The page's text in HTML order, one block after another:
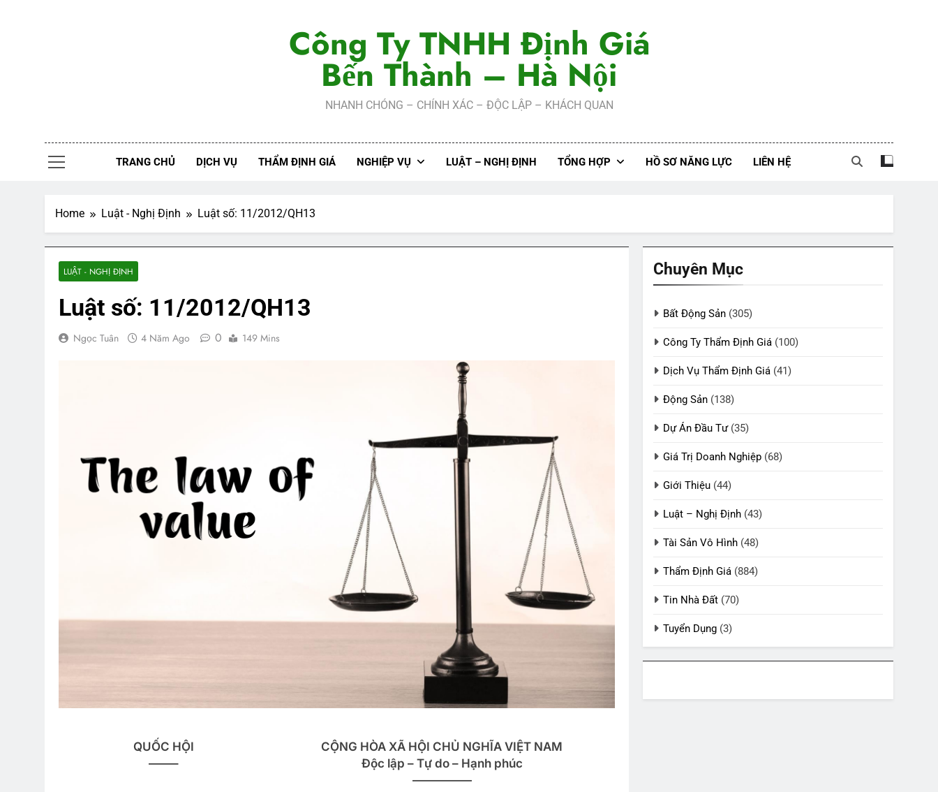
Công Ty TNHH Định Giá
Bến Thành – Hà Nội
NHANH CHÓNG – CHÍNH XÁC – ĐỘC LẬP – KHÁCH QUAN
TRANG CHỦ DỊCH VỤ THẨM ĐỊNH GIÁ NGHIỆP VỤ LUẬT – NGHỊ ĐỊNH TỔNG HỢP HỒ SƠ NĂNG LỰC LIÊN HỆ
Home Luật - Nghị Định Luật số: 11/2012/QH13
LUẬT - NGHỊ ĐỊNH
Luật số: 11/2012/QH13
Ngọc Tuân 4 Năm Ago 0 149 Mins
QUỐC HỘI
——–
CỘNG HÒA XÃ HỘI CHỦ NGHĨA VIỆT NAM
Độc lập – Tự do – Hạnh phúc
—————
Chuyên Mục
Bất Động Sản (305)
Công Ty Thẩm Định Giá (100)
Dịch Vụ Thẩm Định Giá (41)
Động Sản (138)
Dự Án Đầu Tư(35)
Giá Trị Doanh Nghiệp (68)
Giới Thiệu (44)
Luật – Nghị Định (43)
Tài Sản Vô Hình (48)
Thẩm Định Giá (884)
Tin Nhà Đất (70)
Tuyển Dụng (3)